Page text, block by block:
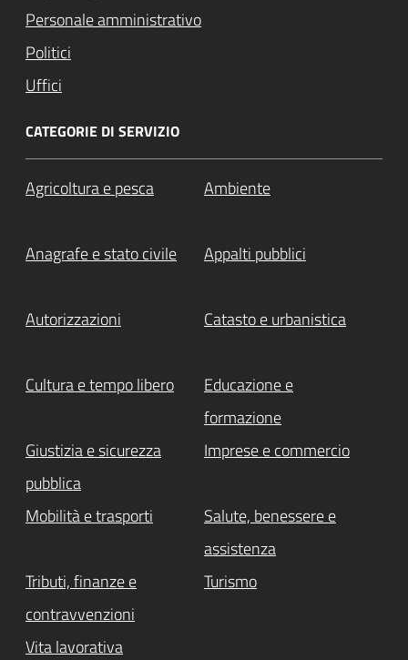
Personale amministrativo
Politici
Uffici
CATEGORIE DI SERVIZIO
Agricoltura e pesca Ambiente
Anagrafe e stato civile Appalti pubblici
Autorizzazioni Catasto e urbanistica
Cultura e tempo libero
Educazione e
formazione
Giustizia e sicurezza
pubblica
Imprese e commercio
Mobilità e trasporti
Salute, benessere e
assistenza
Tributi, finanze e
contravvenzioni
Turismo
Vita lavorativa